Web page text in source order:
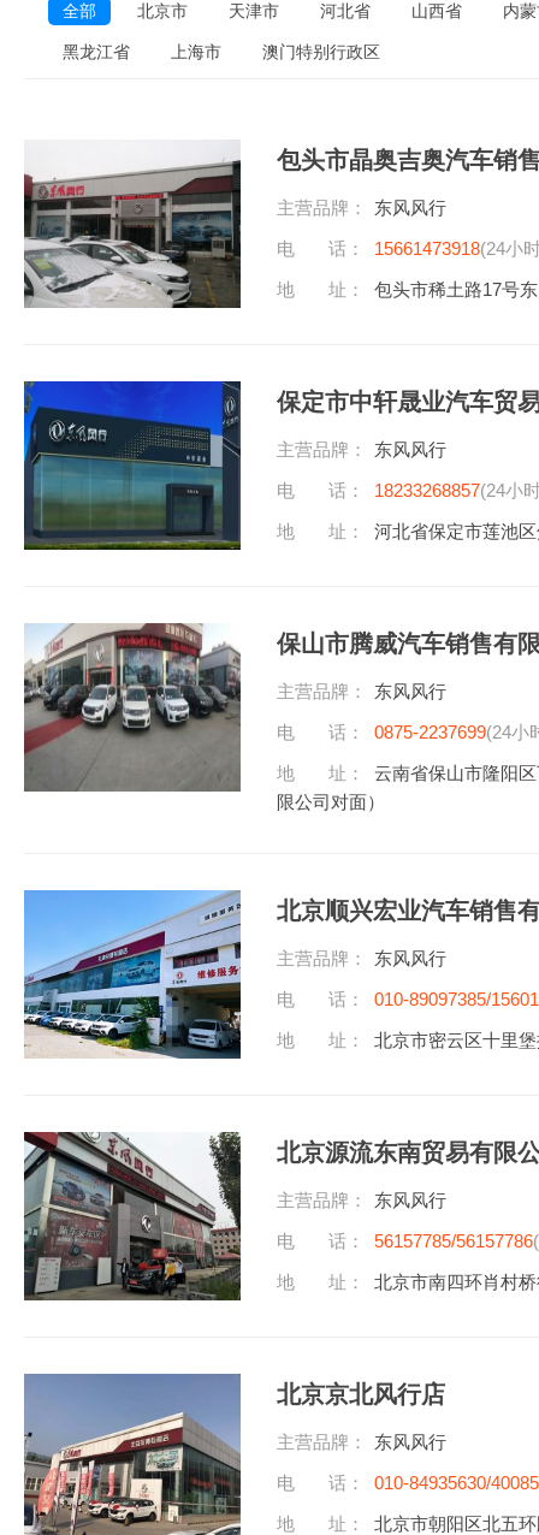
全部 北京市 天津市 河北省 山西省 内
黑龙江省 上海市 澳门特别行政区
包头市晶奥吉奥汽车销
主营品牌：
东风风行
电 话：
15661473918(24小
地 址：
包头市稀土路17号
保定市中轩晟业汽车贸
主营品牌：
东风风行
电 话：
18233268857(24小
地 址：
河北省保定市莲池
保山市腾威汽车销售有
主营品牌：
东风风行
电 话：
0875-2237699(24小
地 址：
云南省保山市隆阳
限公司对面）
北京顺兴宏业汽车销售
主营品牌：
东风风行
电 话：
010-89097385/
地 址：
北京市密云区十里
北京源流东南贸易有限
主营品牌：
东风风行
电 话：
56157785/56157786
地 址：
北京市南四环肖村
北京京北风行店
主营品牌：
东风风行
电 话：
010-84935630/
地 址：
北京市朝阳区北五